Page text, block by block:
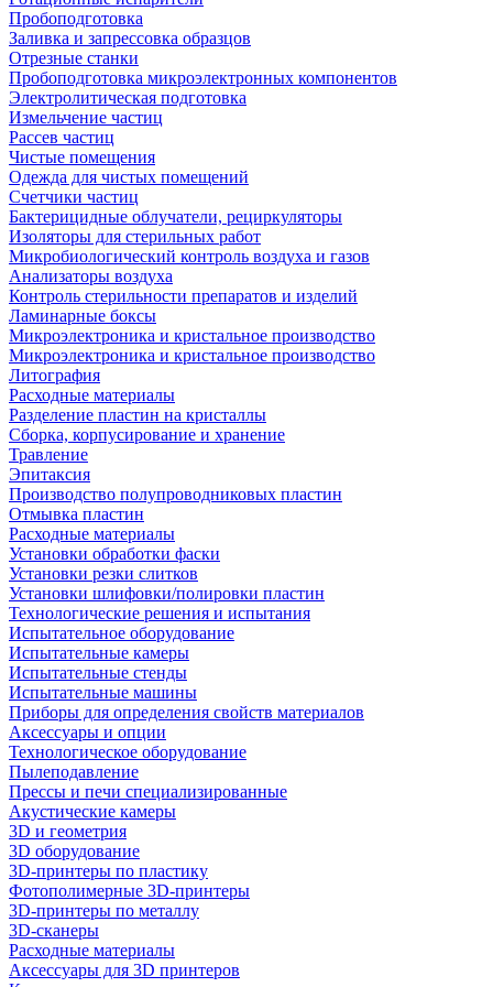
Пробоподготовка
Заливка и запрессовка образцов
Отрезные станки
Пробоподготовка микроэлектронных компонентов
Электролитическая подготовка
Измельчение частиц
Рассев частиц
Чистые помещения
Одежда для чистых помещений
Счетчики частиц
Бактерицидные облучатели, рециркуляторы
Изоляторы для стерильных работ
Микробиологический контроль воздуха и газов
Анализаторы воздуха
Контроль стерильности препаратов и изделий
Ламинарные боксы
Микроэлектроника и кристальное производство
Микроэлектроника и кристальное производство
Литография
Расходные материалы
Разделение пластин на кристаллы
Сборка, корпусирование и хранение
Травление
Эпитаксия
Производство полупроводниковых пластин
Отмывка пластин
Расходные материалы
Установки обработки фаски
Установки резки слитков
Установки шлифовки/полировки пластин
Технологические решения и испытания
Испытательное оборудование
Испытательные камеры
Испытательные стенды
Испытательные машины
Приборы для определения свойств материалов
Аксессуары и опции
Технологическое оборудование
Пылеподавление
Прессы и печи специализированные
Акустические камеры
3D и геометрия
3D оборудование
3D-принтеры по пластику
Фотополимерные 3D-принтеры
3D-принтеры по металлу
3D-сканеры
Расходные материалы
Аксессуары для 3D принтеров